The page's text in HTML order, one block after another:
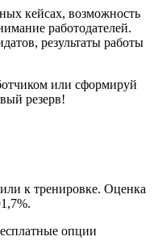
кейсах, возможность
работодателей.
результаты работы
или сформируй
резерв!
к тренировке. Оценка
опции